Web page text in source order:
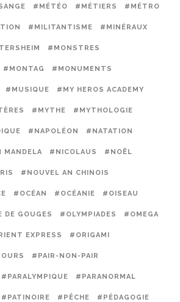
#MÉTÉO #MÉTIERS #MÉTRO
#MILITANTISME #MINÉRAUX
#MONSTRES
#MONTAG #MONUMENTS
#MUSIQUE #MY HEROS ACADEMY
#MYTHE #MYTHOLOGIE
#NAPOLÉON #NATATION
MANDELA #NICOLAUS #NOËL
#NOUVEL AN CHINOIS
#OCÉAN #OCÉANIE #OISEAU
DE GOUGES #OLYMPIADES #OMEGA
EXPRESS #ORIGAMI
#PAIR-NON-PAIR
#PARALYMPIQUE #PARANORMAL
#PATINOIRE #PÊCHE #PÉDAGOGIE